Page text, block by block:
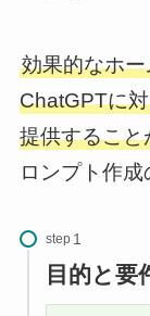
効果的なホ
ChatGPTに
提供するこ
ロンプト作成
step
目的と要